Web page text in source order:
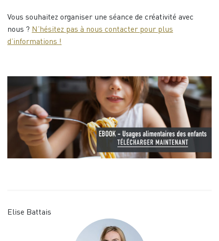
Vous souhaitez organiser une séance de créativité avec
nous ? N’hésitez pas à nous contacter pour plus
d’informations !
Elise Battais